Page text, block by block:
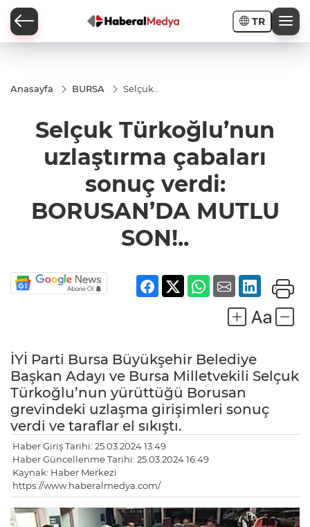
TR
Anasayfa BURSA
Selçuk
çabaları
sonuç verdi:
MUTLU SON!..
Selçuk Türkoğlu’nun
uzlaştırma çabaları
sonuç verdi:
BORUSAN’DA MUTLU
SON!..
İYİ Parti Bursa Büyükşehir Belediye
Başkan Adayı ve Bursa Milletvekili Selçuk
Türkoğlu’nun yürüttüğü Borusan
grevindeki uzlaşma girişimleri sonuç
verdi ve taraflar el sıkıştı.
Haber Giriş Tarihi: 25.03.2024 13:49
Haber Güncellenme Tarihi: 25.03.2024 16:49
Kaynak: Haber Merkezi
https://www.haberalmedya.com/